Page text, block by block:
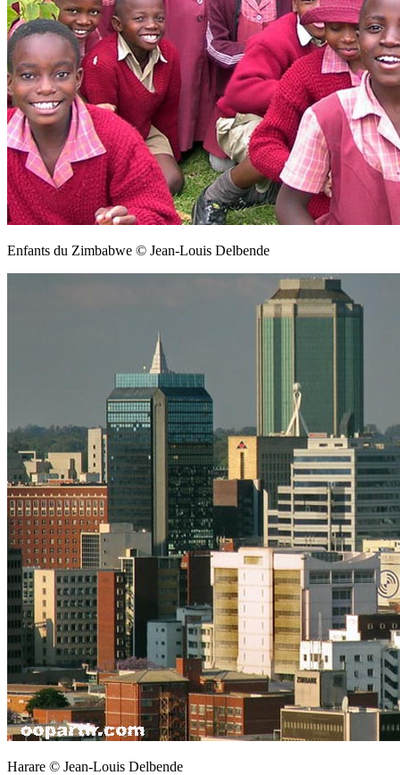
Enfants du Zimbabwe © Jean-Louis Delbende
Harare © Jean-Louis Delbende